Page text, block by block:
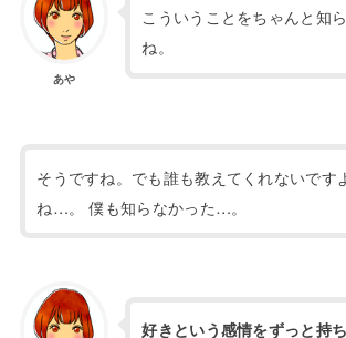
あや
こういうことをちゃんと知
ね。
そうですね。でも誰も教えてくれないです
ね…。
僕も知らなかった…。
好きという感情をずっと持